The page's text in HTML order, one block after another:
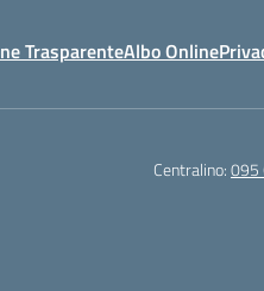
TrasparenteAlbo Online
Centralino:095